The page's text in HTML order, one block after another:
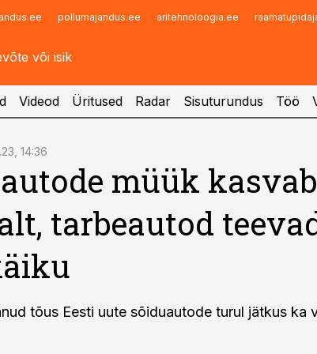
pollumajandus.ee aritehnoloogia.ee
Infopank
Videod Üritused Radar Sisuturundus Töö
14:36
müük kasvab
tarbeautod
tõus Eesti uute sõiduautode turul jätkus ka